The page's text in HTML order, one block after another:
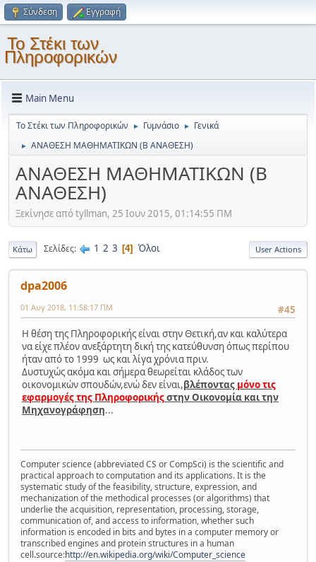
Σύνδεση Εγγραφή
Το Στέκι των
Πληροφορικών
Main Menu
Το Στέκι των Πληροφορικών ► Γυμνάσιο ► Γενικά
► ΑΝΑΘΕΣΗ ΜΑΘΗΜΑΤΙΚΩΝ (Β ΑΝΑΘΕΣΗ)
ΑΝΑΘΕΣΗ ΜΑΘΗΜΑΤΙΚΩΝ (Β
ΑΝΑΘΕΣΗ)
Ξεκίνησε από tyllman, 25 Ιουν 2015, 01:14:55 ΠΜ
Κάτω Σελίδες 1 2 3 4 Όλοι User Actions
dpa2006
#45
01 Αυγ 2018, 11:58:17 ΠΜ
Η θέση της Πληροφορικής είναι στην Θετική,αν και καλύτερα
να είχε πλέον ανεξάρτητη δική της κατεύθυνση όπως περίπου
ήταν από το 1999 ως και λίγα χρόνια πριν.
Δυστυχώς ακόμα και σήμερα θεωρείται κλάδος των
οικονομικών σπουδών,ενώ δεν είναι,βλέποντας μόνο τις
εφαρμογές της Πληροφορικήςστην Οικονομία και την
Μηχανογράφηση...
Computer science (abbreviated CS or CompSci) is the scientific and
practical approach to computation and its applications. It is the
systematic study of the feasibility, structure, expression, and
mechanization of the methodical processes (or algorithms) that
underlie the acquisition, representation, processing, storage,
communication of, and access to information, whether such
information is encoded in bits and bytes in a computer memory or
transcribed engines and protein structures in a human
cell.source:http://en.wikipedia.org/wiki/Computer_science